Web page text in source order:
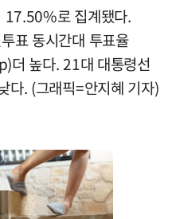
17.50%로 집계됐다.
표 동시간대 투표율
높다. 21대 대통령선
. (그래픽=안지혜 기자)